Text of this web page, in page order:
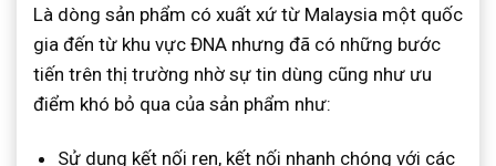
Là dòng sản phẩm có xuất xứ từ Malaysia một quốc
gia đến từ khu vực ĐNA nhưng đã có những bước
tiến trên thị trường nhờ sự tin dùng cũng như ưu
điểm khó bỏ qua của sản phẩm như:
Sử dụng kết nối ren, kết nối nhanh chóng với các